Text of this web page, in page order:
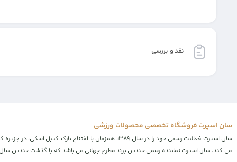
نقد و بررسی
سان اسپرت فروشگاه تخصصی محصولات ورزشی
سان اسپرت فعالیت رسمی خود را در سال ۱۳۸۹، همزمان
می کند. سان اسپرت نماینده رسمی چندین برند مطرح جهانی می باشد که با گذشت چندین سال